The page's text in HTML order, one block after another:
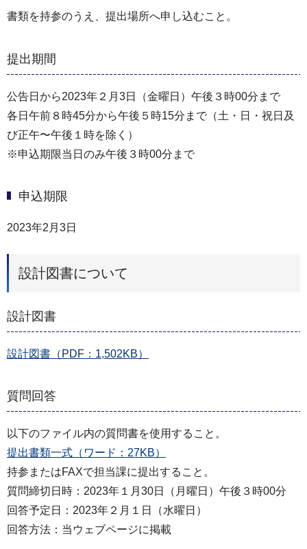
書類を持参のうえ、提出場所へ申し込むこと。
提出期間
公告日から2023年２月3日（金曜日）午後３時00分まで
各日午前８時45分から午後５時15分まで（⼟・⽇・祝⽇及
び正午〜午後１時を除く）
※申込期限当日のみ午後３時00分まで
申込期限
2023年2月3日
設計図書について
設計図書
設計図書（PDF：1,502KB）
質問回答
以下のファイル内の質問書を使用すること。
提出書類一式（ワード：27KB）
持参またはFAXで担当課に提出すること。
質問締切日時：2023年１月30日（月曜日）午後３時00分
回答予定日：2023年２月１日（水曜日）
回答方法：当ウェブページに掲載